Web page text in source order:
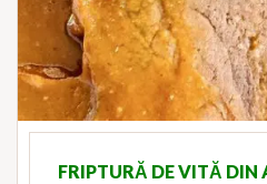
FRIPTURĂ DE VITĂ DIN